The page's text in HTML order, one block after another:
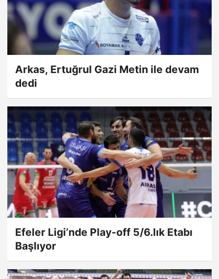
Arkas, Ertuğrul Gazi Metin ile devam
dedi
Efeler Ligi’nde Play-off 5/6.lık Etabı
Başlıyor